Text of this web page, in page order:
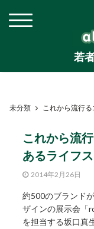
若
未分類 これから流行
これから流
あるライフ
2014年2月26日
約500のブランド
ザインの展示会「
を担当する坂口真